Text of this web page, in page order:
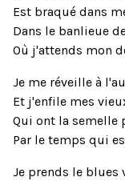
Est braqué dans
Dans le banlieue
Où j'attends mon
Je me réveille à
Et j'enfile mes
Qui ont la semelle
Par le temps qui
Je prends le